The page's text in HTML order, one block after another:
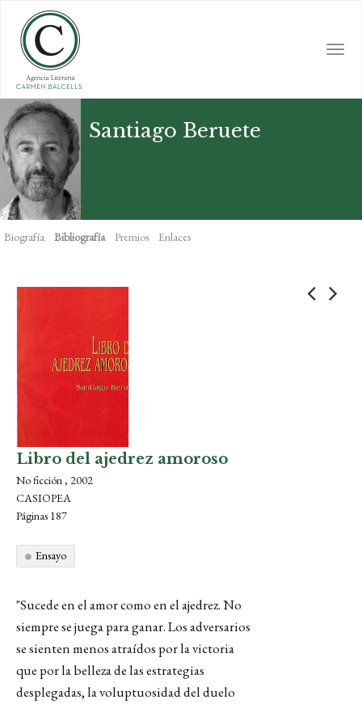
main
content
Santiago Beruete
Biografía Bibliografía Premios Enlaces
Libro del ajedrez amoroso
No ficción , 2002
CASIOPEA
Páginas 187
Ensayo
"Sucede en el amor como en el ajedrez. No
siempre se juega para ganar. Los adversarios
se sienten menos atraídos por la victoria
que por la belleza de las estrategias
desplegadas, la voluptuosidad del duelo